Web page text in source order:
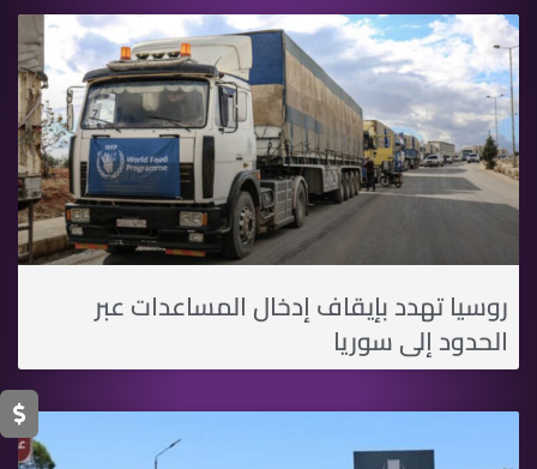
روسيا تهدد بإيقاف إدخال المساعدات عبر
الحدود إلى سوريا